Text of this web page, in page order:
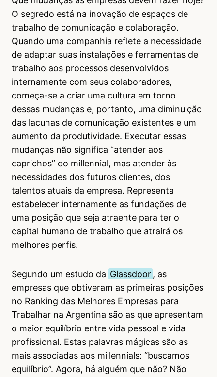
O segredo está na inovação de espaços de
trabalho de comunicação e colaboração.
Quando uma companhia reflete a necessidade
de adaptar suas instalações e ferramentas de
trabalho aos processos desenvolvidos
internamente com seus colaboradores,
começa-se a criar uma cultura em torno
dessas mudanças e, portanto, uma diminuição
das lacunas de comunicação existentes e um
aumento da produtividade. Executar essas
mudanças não significa “atender aos
caprichos” do millennial, mas atender às
necessidades dos futuros clientes, dos
talentos atuais da empresa. Representa
estabelecer internamente as fundações de
uma posição que seja atraente para ter o
capital humano de trabalho que atrairá os
melhores perfis.
Segundo um estudo da Glassdoor , as
empresas que obtiveram as primeiras posições
no Ranking das Melhores Empresas para
Trabalhar na Argentina são as que apresentam
o maior equilíbrio entre vida pessoal e vida
profissional. Estas palavras mágicas são as
mais associadas aos millennials: “buscamos
equilíbrio”. Agora, há alguém que não? Não